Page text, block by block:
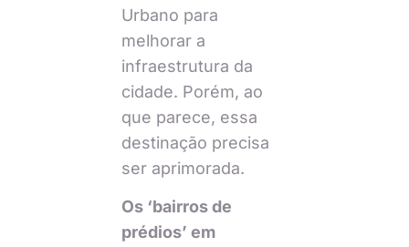
Urbano para
melhorar a
infraestrutura da
cidade. Porém, ao
que parece, essa
destinação precisa
ser aprimorada.
Os ‘bairros de
prédios’ em